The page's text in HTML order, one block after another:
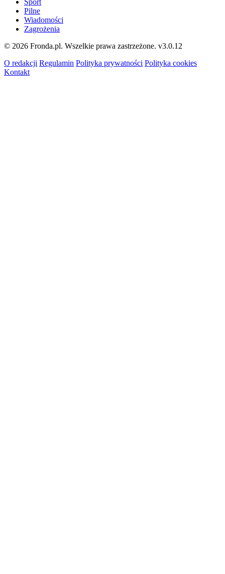
Pilne
Wiadomości
Zagrożenia
© 2026 Fronda.pl. Wszelkie prawa zastrzeżone. v3.0.12
O redakcji Regulamin Polityka prywatności Polityka cookies
Kontakt